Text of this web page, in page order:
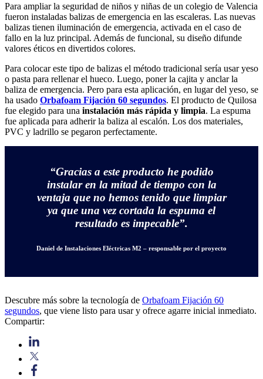
Para ampliar la seguridad de niños y niñas de un colegio de Valencia
fueron instaladas balizas de emergencia en las escaleras. Las nuevas
balizas tienen iluminación de emergencia, activada en el caso de
fallo en la luz principal. Además de funcional, su diseño difunde
valores éticos en divertidos colores.
Para colocar este tipo de balizas el método tradicional sería usar yeso
o pasta para rellenar el hueco. Luego, poner la cajita y anclar la
baliza de emergencia. Pero para esta aplicación, en lugar del yeso, se
ha usado Orbafoam Fijación 60 segundos. El producto de Quilosa
fue elegido para una instalación más rápida y limpia. La espuma
fue aplicada para adherir la baliza al escalón. Los dos materiales,
PVC y ladrillo se pegaron perfectamente.
“Gracias a este producto he podido
instalar en la mitad de tiempo con la
ventaja que no hemos tenido que limpiar
ya que una vez cortada la espuma el
resultado es impecable”.
Daniel de Instalaciones Eléctricas M2 – responsable por el proyecto
Descubre más sobre la tecnología de Orbafoam Fijación 60
segundos, que viene listo para usar y ofrece agarre inicial inmediato.
Compartir: